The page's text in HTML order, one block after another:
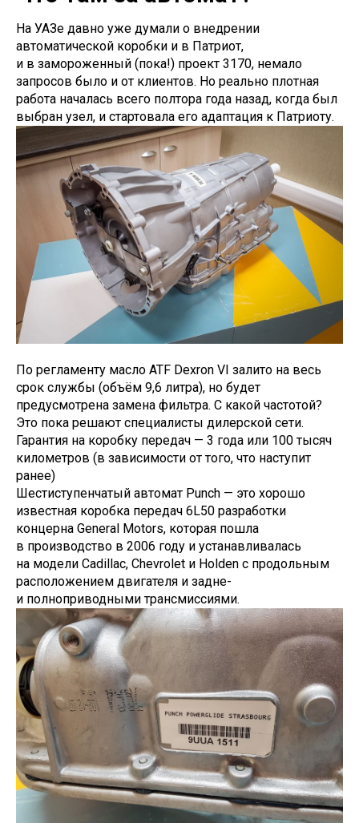
На УАЗе давно уже думали о внедрении
автоматической коробки и в Патриот,
и в замороженный (пока!) проект 3170, немало
запросов было и от клиентов. Но реально плотная
работа началась всего полтора года назад, когда был
выбран узел, и стартовала его адаптация к Патриоту.
По регламенту масло ATF Dexron VI залито на весь
срок службы (объём 9,6 литра), но будет
предусмотрена замена фильтра. С какой частотой?
Это пока решают специалисты дилерской сети.
Гарантия на коробку передач — 3 года или 100 тысяч
километров (в зависимости от того, что наступит
ранее)
Шестиступенчатый автомат Punch — это хорошо
известная коробка передач 6L50 разработки
концерна General Motors, которая пошла
в производство в 2006 году и устанавливалась
на модели Cadillac, Chevrolet и Holden с продольным
расположением двигателя и задне-
и полноприводными трансмиссиями.